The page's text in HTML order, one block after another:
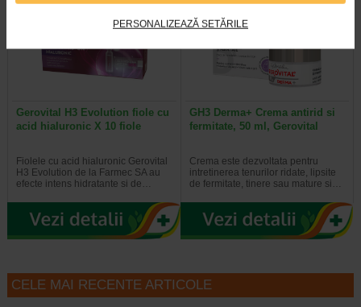
PERSONALIZEAZĂ SETĂRILE
Gerovital H3 Evolution fiole cu
acid hialuronic X 10 fiole
Fiolele cu acid hialuronic Gerovital
H3 Evolution de la Farmec SA au
efecte intens hidratante si de…
GH3 Derma+ Crema antirid si
fermitate, 50 ml, Gerovital
Crema este dezvoltata pentru
intretinerea tenurilor ridate, lipsite
de fermitate, tinere sau mature si…
CELE MAI RECENTE ARTICOLE